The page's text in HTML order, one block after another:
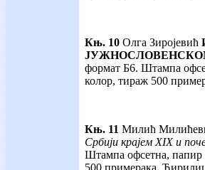
Књ. 10 Олга Зиројевић
формат Б6. Штампа
колор, тираж 500
Књ. 11 Милић
Србији крајем XIX и
Штампа офсетна, папир